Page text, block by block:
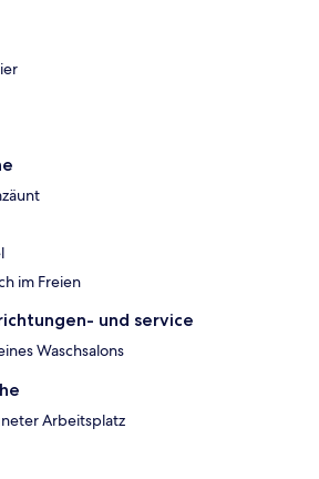
im Freien
und service
Waschsalons
Arbeitsplatz